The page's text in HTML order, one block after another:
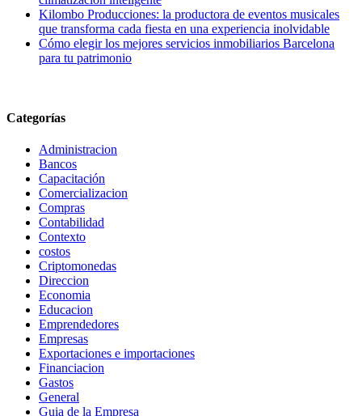
Kilombo Producciones: la productora de eventos musicales
que transforma cada fiesta en una experiencia inolvidable
Cómo elegir los mejores servicios inmobiliarios Barcelona
para tu patrimonio
Categorías
Administracion
Bancos
Capacitación
Comercializacion
Compras
Contabilidad
Contexto
costos
Criptomonedas
Direccion
Economia
Educacion
Emprendedores
Empresas
Exportaciones e importaciones
Financiacion
Gastos
General
Guia de la Empresa